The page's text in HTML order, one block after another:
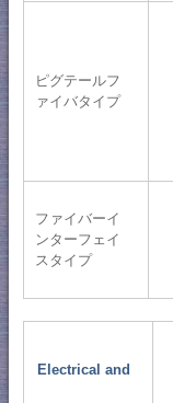
ピグテールフ
ァイバタイプ
ファイバーイ
ンターフェイ
スタイプ
Electrical and